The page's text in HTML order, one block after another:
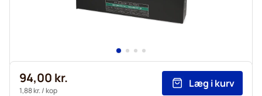
94,00 kr.
1,88 kr./ kop
Læg i kurv